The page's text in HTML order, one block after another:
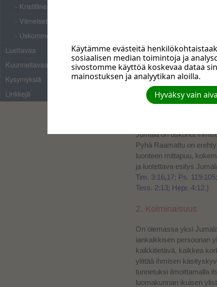
- Kristillinen elämä
- Viimeiset tapahtumat
- Uskomme tiivistelmä
Luettavaa
Kuunneltavaa
Kysymyksiä
Linkkejä
1. Pyhä Raamattu
Pyhä Raamattu, Vanha
Jumala on uskonut
Pyhä Raamattu on
luonteen mittapuu,
ja luotettava esitys
Tim. 3:16,17; Ps.
Tess. 2:13; Hepr. 4:12.)
2. Kolminaisuus
On olemassa yksi
iankaikkisen persoonan
kaikkitietävä, kaikkea
ylittää ihmisen
tunnetuksi ilmoittamalla
luomakunnan ikuisen
Käytämme evästeitä
sosiaalisen median toimintoja ja
sivostomme käyttöä koskevaa dataa
mainostuksen ja analyytikan aloilla.
Hyväksy vain